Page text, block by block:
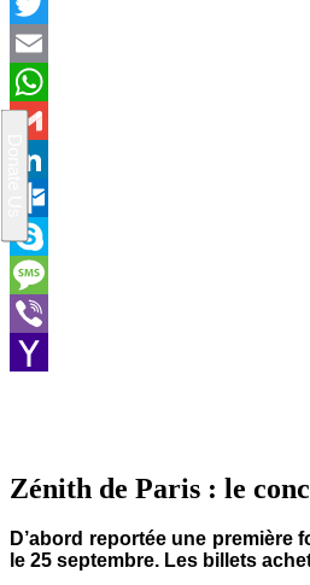
Twitter
Email
WhatsApp
Gmail
LinkedIn
Outlook.com
Skype
Message
Viber
Zénith de Paris : le
D’abord reportée une première
le 25 septembre. Les billets